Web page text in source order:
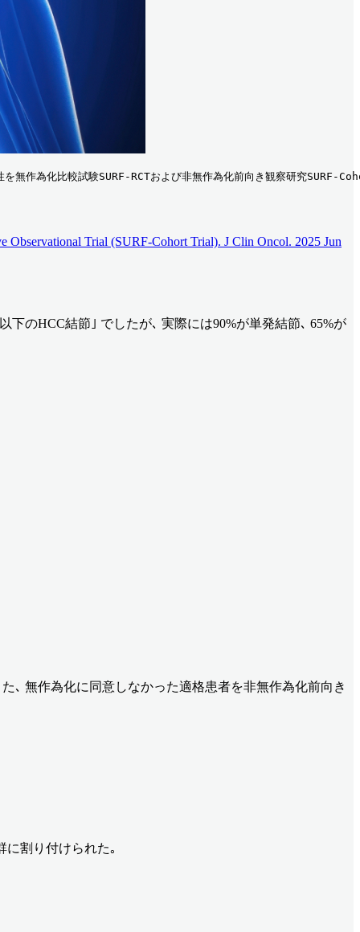
作為化比較試験SURF-RCTおよび非無作為化前向き観察研究
Observational Trial (SURF-Cohort Trial). J Clin Oncol. 2025 Jun
下のHCC結節｣ でしたが､ 実際には90%が単発結節､ 65%が
､ 無作為化に同意しなかった適格患者を非無作為化前向き
に割り付けられた｡